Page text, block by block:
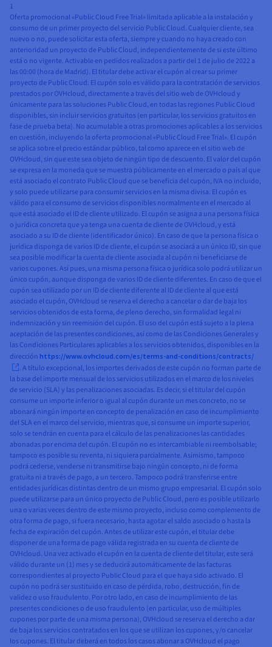
1
Oferta promocional «Public Cloud Free Trial» limitada aplicable a la instalación y
consumo de un primer proyecto del servicio Public Cloud. Cualquier cliente, sea
nuevo o no, puede solicitar esta oferta, siempre y cuando no haya creado con
anterioridad un proyecto de Public Cloud, independientemente de si este último
está o no vigente. Activable en pedidos realizados a partir del 1 de julio de 2022 a
las 00:00 (hora de Madrid). El titular debe activar el cupón al crear su primer
proyecto de Public Cloud. El cupón solo es válido para la contratación de servicios
prestados por OVHcloud, directamente a través del sitio web de OVHcloud y
únicamente para las soluciones Public Cloud, en todas las regiones Public Cloud
disponibles, sin incluir servicios gratuitos (en particular, los servicios gratuitos en
fase de prueba beta). No acumulable a otras promociones aplicables a los servicios
en cuestión, incluyendo la oferta promocional «Public Cloud Free Trial». El cupón
se aplica sobre el precio estándar público, tal como aparece en el sitio web de
OVHcloud, sin que este sea objeto de ningún tipo de descuento. El valor del cupón
se expresa en la moneda que se muestra públicamente en el mercado o país al que
está asociado el contrato Public Cloud que se beneficia del cupón, IVA no incluido,
y solo puede utilizarse para consumir servicios en la misma divisa. El cupón es
válido para el consumo de servicios disponibles normalmente en el mercado al
que está asociado el ID de cliente utilizado. El cupón se asigna a una persona física
o jurídica concreta que ya tenga una cuenta de cliente de OVHcloud, y está
asociado a su ID de cliente (identificador único). En caso de que la persona física o
jurídica disponga de varios ID de cliente, el cupón se asociará a un único ID, sin que
sea posible modificar la cuenta de cliente asociada al cupón ni beneficiarse de
varios cupones. Así pues, una misma persona física o jurídica solo podrá utilizar un
único cupón, aunque disponga de varios ID de cliente diferentes. En caso de que el
cupón sea utilizado por un ID de cliente diferente al ID de cliente al que está
asociado el cupón, OVHcloud se reserva el derecho a cancelar o dar de baja los
servicios obtenidos de esta forma, de pleno derecho, sin formalidad legal ni
indemnización y sin reemisión del cupón. El uso del cupón está sujeto a la plena
aceptación de las presentes condiciones, así como de las Condiciones Generales y
las Condiciones Particulares aplicables a los servicios obtenidos, disponibles en la
dirección https://www.ovhcloud.com/es/terms-and-conditions/contracts/
. A título excepcional, los importes derivados de este cupón no forman parte de
la base del importe mensual de los servicios utilizados en el marco de los niveles
de servicio (SLA) y las penalizaciones asociadas. Es decir, si el titular del cupón
consume un importe inferior o igual al cupón durante un mes concreto, no se
abonará ningún importe en concepto de penalización en caso de incumplimiento
del SLA en el marco del servicio, mientras que, si consume un importe superior,
solo se tendrán en cuenta para el cálculo de las penalizaciones las cantidades
abonadas por encima del cupón. El cupón no es intercambiable ni reembolsable;
tampoco es posible su reventa, ni siquiera parcialmente. Asimismo, tampoco
podrá cederse, venderse ni transmitirse bajo ningún concepto, ni de forma
gratuita ni a través de pago, a un tercero. Tampoco podrá transferirse entre
entidades jurídicas distintas dentro de un mismo grupo empresarial. El cupón solo
puede utilizarse para un único proyecto de Public Cloud, pero es posible utilizarlo
una o varias veces dentro de este mismo proyecto, incluso como complemento de
otra forma de pago, si fuera necesario, hasta agotar el saldo asociado o hasta la
fecha de expiración del cupón. Antes de utilizar este cupón, el titular debe
disponer de una forma de pago válida registrada en su cuenta de cliente de
OVHcloud. Una vez activado el cupón en la cuenta de cliente del titular, este será
válido durante un (1) mes y se deducirá automáticamente de las facturas
correspondientes al proyecto Public Cloud para el que haya sido activado. El
cupón no podrá ser sustituido en caso de pérdida, robo, destrucción, fin de
validez o uso fraudulento. Por otro lado, en caso de incumplimiento de las
presentes condiciones o de uso fraudulento (en particular, uso de múltiples
cupones por parte de una misma persona), OVHcloud se reserva el derecho a dar
de baja los servicios contratados en los que se utilizan los cupones, y/o cancelar
los cupones. El titular deberá en todos los casos abonar a OVHcloud el pago